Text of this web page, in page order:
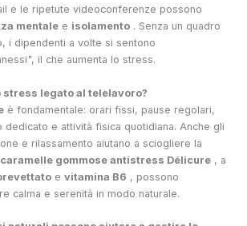
e le ripetute videoconferenze possono
mentale e isolamento . Senza un quadro
i dipendenti a volte si sentono
il che aumenta lo stress.
stress legato al telelavoro?
è fondamentale: orari fissi, pause regolari,
dedicato e attività fisica quotidiana. Anche gli
e rilassamento aiutano a sciogliere la
gommose antistress Délicure , a
e vitamina B6 , possono
calma e serenità in modo naturale.